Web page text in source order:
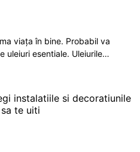
viața în bine. Probabil va
uleiuri esentiale. Uleiurile…